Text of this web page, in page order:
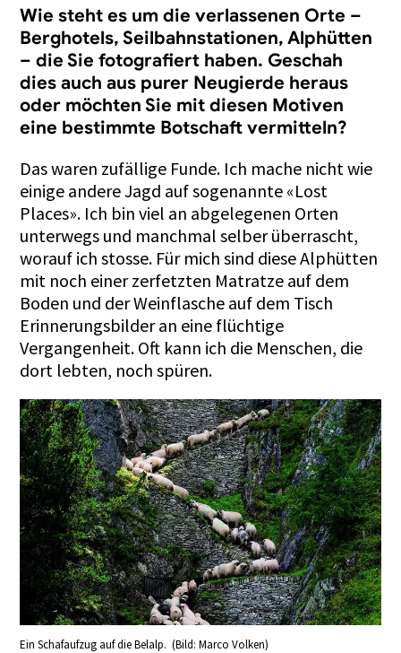
Wie steht es um die verlassenen Orte –
Berghotels, Seilbahnstationen, Alphütten
– die Sie fotografiert haben. Geschah
dies auch aus purer Neugierde heraus
oder möchten Sie mit diesen Motiven
eine bestimmte Botschaft vermitteln?
Das waren zufällige Funde. Ich mache nicht wie
einige andere Jagd auf sogenannte «Lost
Places». Ich bin viel an abgelegenen Orten
unterwegs und manchmal selber überrascht,
worauf ich stosse. Für mich sind diese Alphütten
mit noch einer zerfetzten Matratze auf dem
Boden und der Weinflasche auf dem Tisch
Erinnerungsbilder an eine flüchtige
Vergangenheit. Oft kann ich die Menschen, die
dort lebten, noch spüren.
Ein Schafaufzug auf die Belalp. (Bild: Marco Volken)